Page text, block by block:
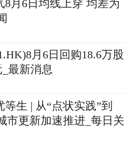
月6日均线上穿 均差为
月6日回购18.6万股
最新消息
生 | 从“点状实践”到
市更新加速推进_每日关